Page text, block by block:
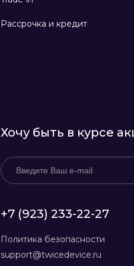
Рассрочка и кредит
Хочу быть в курсе
+7 (923) 233-22-27
Политика безопасности
support@twicedevice.ru